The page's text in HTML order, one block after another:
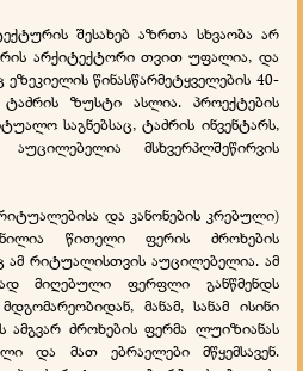
შესახებ აზრთა სხვაობა არ
არქიტექტორი თვით უფალია, და
წინასწარმეტყველების 40-
ზუსტი ასლია. პროექტების
საგნებსაც, ტაძრის ინვენტარს,
მსხვერპლშეწირვის
და კანონების კრებული)
წითელი ფერის ძროხების
რიტუალისთვის აუცილებელია. ამ
მიღებული ფერფლი განწმენდს
მანამ, სანამ ისინი
ამგვარ ძროხების ფერმა ლუიზიანას
და მათ ებრაელები მწყემსავენ.